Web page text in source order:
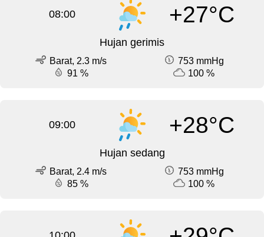
08:00 +27°C
Hujan gerimis
Barat, 2.3 m/s
753 mmHg
91 %
100 %
09:00 +28°C
Hujan sedang
Barat, 2.4 m/s
753 mmHg
85 %
100 %